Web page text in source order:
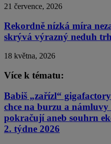
21 července, 2026
Rekordně nízká míra
skrývá výrazný neduh
18 května, 2026
Více k tématu:
Babiš „zařízl“
chce na burzu a
pokračují aneb souhrn
2. týdne 2026